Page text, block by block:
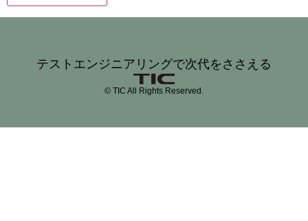
テストエンジニアリングで次代をささえる
© TIC All Rights Reserved.